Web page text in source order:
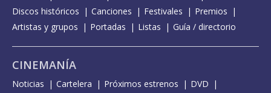
Discos históricos
Canciones Festivales
Premios
Artistas y grupos
Portadas Listas Guía / directorio
CINEMANÍA
Noticias Cartelera Próximos estrenos
DVD